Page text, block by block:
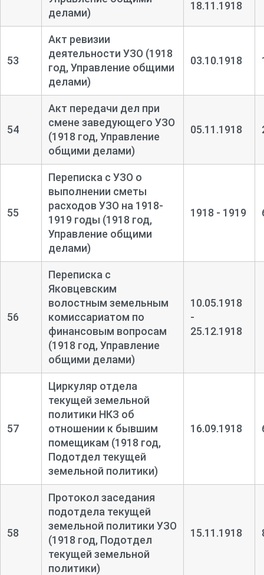
делами)
18.11.1918
53
Акт ревизии
деятельности УЗО (1918
год, Управление общими
делами)
03.10.1918
54
Акт передачи дел при
смене заведующего УЗО
(1918 год, Управление
общими делами)
05.11.1918
55
Переписка с УЗО о
выполнении сметы
расходов УЗО на 1918-
1919 годы (1918 год,
Управление общими
делами)
1918 - 1919
56
Переписка с
Яковцевским
волостным земельным
комиссариатом по
финансовым вопросам
(1918 год, Управление
общими делами)
10.05.1918
-
25.12.1918
57
Циркуляр отдела
текущей земельной
политики НКЗ об
отношении к бывшим
помещикам (1918 год,
Подотдел текущей
земельной политики)
16.09.1918
58
Протокол заседания
подотдела текущей
земельной политики УЗО
(1918 год, Подотдел
текущей земельной
политики)
15.11.1918